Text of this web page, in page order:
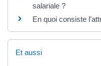
salariale ?
En quoi consiste
Et aussi